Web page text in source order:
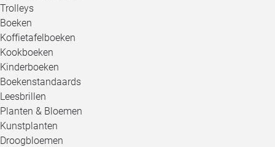
Trolleys
Boeken
Koffietafelboeken
Kookboeken
Kinderboeken
Boekenstandaards
Leesbrillen
Planten & Bloemen
Kunstplanten
Droogbloemen